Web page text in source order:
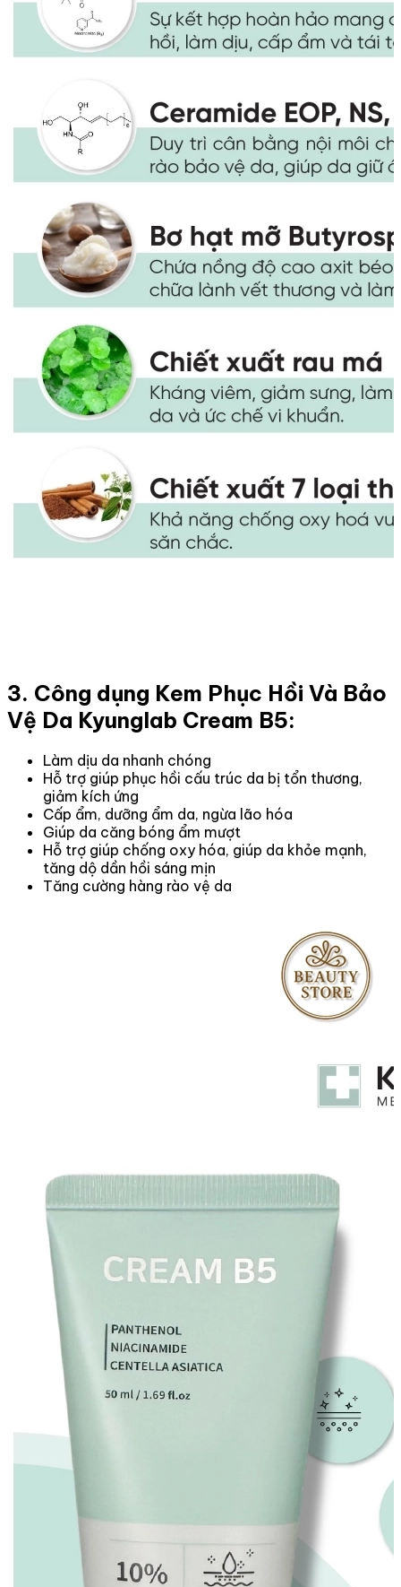
3. Công dụng Kem Phục Hồi Và Bảo
Vệ Da Kyunglab Cream B5:
Làm dịu da nhanh chóng
Hỗ trợ giúp phục hồi cấu trúc da bị tổn thương,
giảm kích ứng
Cấp ẩm, dưỡng ẩm da, ngừa lão hóa
Giúp da căng bóng ẩm mượt
Hỗ trợ giúp chống oxy hóa, giúp da khỏe mạnh,
tăng dộ dần hồi sáng mịn
Tăng cường hàng rào vệ da